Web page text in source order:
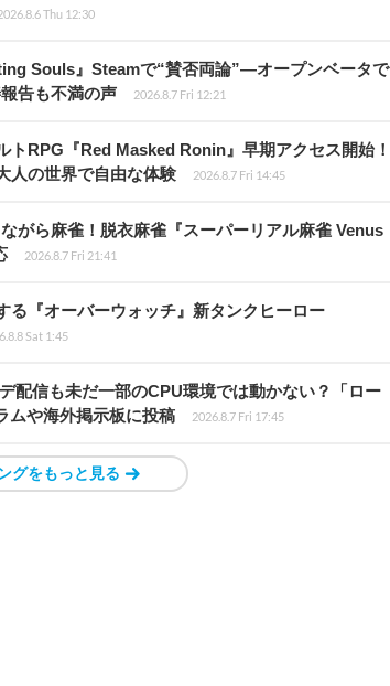
Thu 12:30
Souls』Steamで“賛否両論”―オープンベータで
告も不満の声
2026.8.7 Fri 12:21
トRPG『Red Masked Ronin』早期アクセス開始！
人の世界で自由な体験
2026.8.7 Fri 14:45
がら麻雀！脱衣麻雀『スーパーリアル麻雀 Venus
2026.8.7 Fri 21:41
る『オーバーウォッチ』新タンクヒーロー
Sat 1:45
配信も未だ一部のCPU環境では動かない？「ロー
ムや海外掲示板に投稿
2026.8.7 Fri 17:45
グをもっと見る